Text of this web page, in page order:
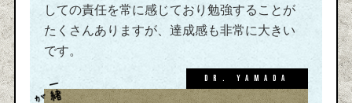
しての責任を常に感じており勉強することが
たくさんありますが、達成感も非常に大きい
です。
Dr. YAMADA